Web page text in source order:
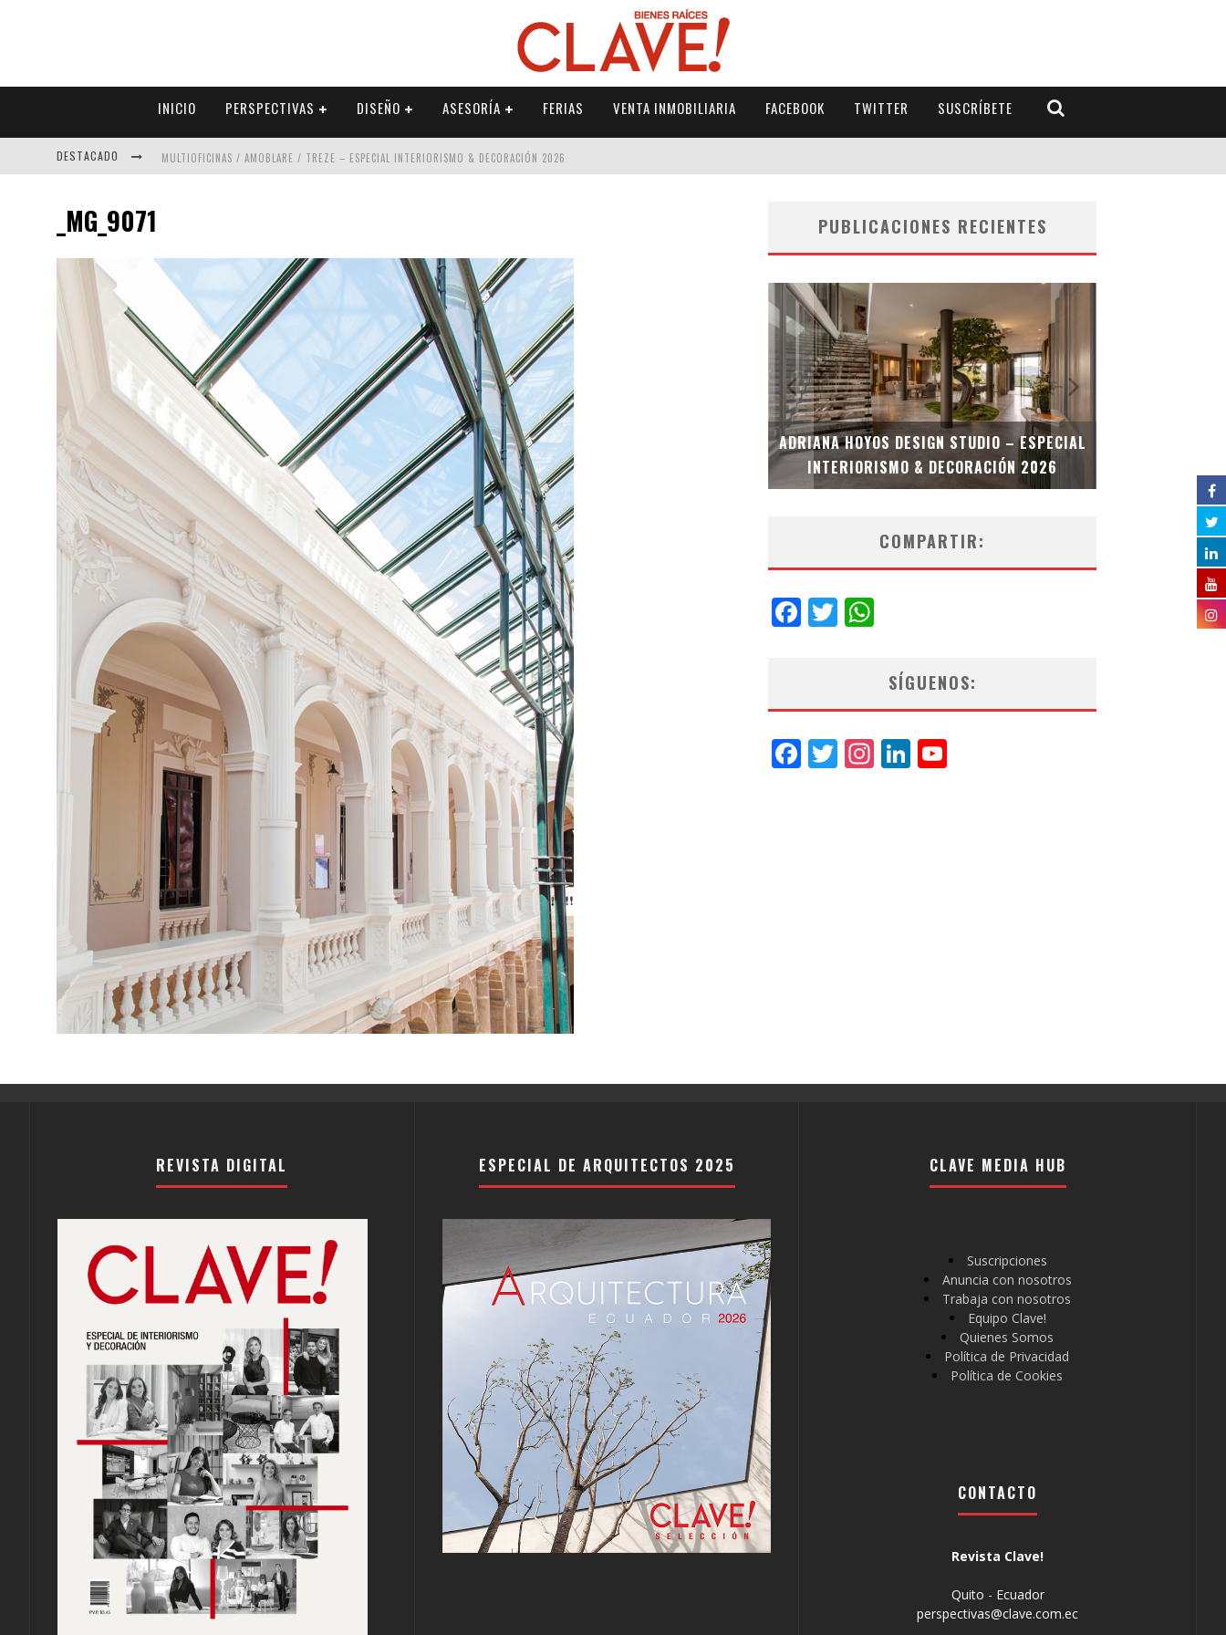
INICIO PERSPECTIVAS DISEÑO ASESORÍA FERIAS VENTA INMOBILIARIA FACEBOOK TWITTER SUSCRÍBETE
DESTACADO MULTIOFICINAS / AMOBLARE / TREZE – ESPECIAL INTERIORISMO & DECORACIÓN 2026
ADRIANA HOYOS DESIGN STUDIO – ESPECIAL INTERIORISMO & DECORACIÓN 2026
_MG_9071 PUBLICACIONES RECIENTES
MUBB DESIGN STUDIO – ESPECIAL
INTERIORISMO & DECORACIÓN 2026
ADRIANA HOYOS DESIGN STUDIO – ESPECIAL
INTERIORISMO & DECORACIÓN 2026
COMPARTIR:
Facebook
Twitter
SÍGUENOS:
Facebook
Twitter
Instagram
LinkedIn
REVISTA DIGITAL ESPECIAL DE ARQUITECTOS 2025 CLAVE MEDIA HUB
Suscripciones
Anuncia con nosotros
Trabaja con nosotros
Equipo Clave!
Quienes Somos
Política de Privacidad
Política de Cookies
CONTACTO
Revista Clave!
Quito - Ecuador
perspectivas@clave.com.ec